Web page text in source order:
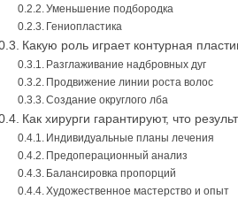
Уменьшение подбородка
Гениопластика
Какую роль играет контурная
Разглаживание надбровных дуг
Продвижение линии роста волос
Создание округлого лба
Как хирурги гарантируют, что
Индивидуальные планы лечения
Предоперационный анализ
Балансировка пропорций
Художественное мастерство и опыт